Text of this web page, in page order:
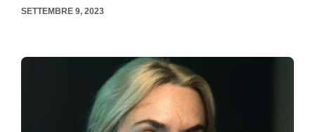
SETTEMBRE 9, 2023